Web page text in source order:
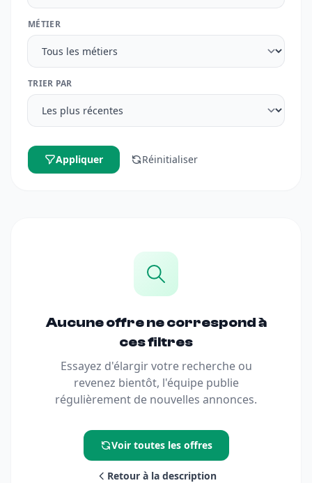
MÉTIER
TRIER PAR
Appliquer Réinitialiser
Aucune offre ne correspond à
ces filtres
Essayez d'élargir votre recherche ou
revenez bientôt, l'équipe publie
régulièrement de nouvelles annonces.
Voir toutes les offres
Retour à la description